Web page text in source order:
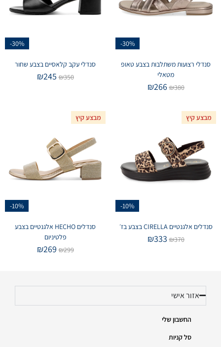
-30%
סנדלי רצועות משתלבות בצבע טאופ
מטאלי
₪380
₪266
-30%
סנדלי עקב קלאסיים בצבע שחור
₪350
₪245
מבצע קיץ
-10%
סנדלים אלגנטיים CIRELLA בצבע בז׳
₪370
₪333
מבצע קיץ
-10%
סנדלים HECHO אלגנטיים בצבע
פלטיניום
₪299
₪269
אזור אישי
החשבון שלי
סל קניות